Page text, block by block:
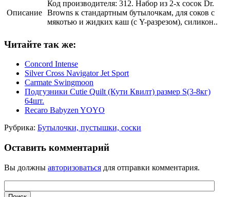
Описание
Код производителя: 312. Набор из 2-х сосок Dr.
Browns к стандартным бутылочкам, для соков с
мякотью и жидких каш (с Y-разрезом), силикон..
Читайте так же:
Concord Intense
Silver Cross Navigator Jet Sport
Carmate Swingmoon
Подгузники Cutie Quilt (Кути Квилт) размер S(3-8кг)
64шт.
Recaro Babyzen YOYO
Рубрика: Бутылочки, пустышки, соски
Оставить комментарий
Вы должны авторизоваться для отправки комментария.